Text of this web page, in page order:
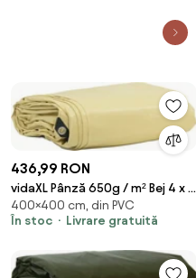
436,99 RON
vidaXL Pânză 650g / m² Bej 4 x 4
m Pânză cu acoperire PVC
400×400 cm, din PVC
În stoc
Livrare gratuită